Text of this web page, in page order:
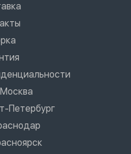
Петербург